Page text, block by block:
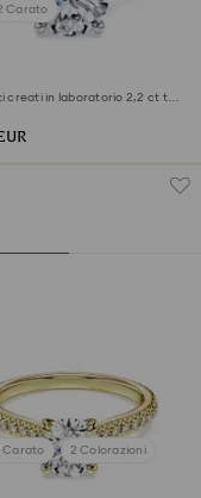
Carato
Eternity
creati in laboratorio 2,2 ct tw,
Carato 2 Colorazioni